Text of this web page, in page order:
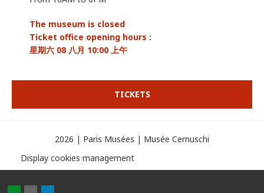
The museum is closed
Ticket office opening hours :
星期六 08 八月 10:00 上午
TICKETS
2026 | Paris Musées | Musée Cernuschi
Display cookies management